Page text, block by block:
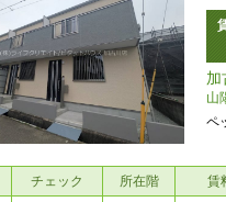
加
山
ペ
チェック 所在階 賃